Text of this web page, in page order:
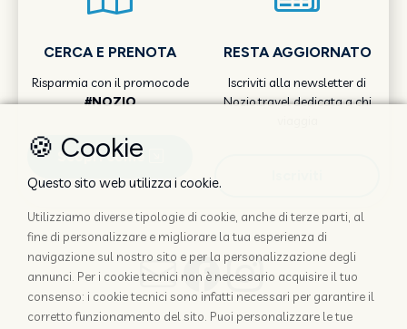
CERCA E PRENOTA
Risparmia con il promocode
#NOZIO
Scopri come
RESTA AGGIORNATO
Iscriviti alla newsletter di
Nozio.travel dedicata a chi
🍪 Cookie
Questo sito web utilizza i cookie.
Utilizziamo diverse tipologie di cookie, anche di terze parti, al
fine di personalizzare e migliorare la tua esperienza di
navigazione sul nostro sito e per la personalizzazione degli
annunci. Per i cookie tecnici non è necessario acquisire il tuo
consenso: i cookie tecnici sono infatti necessari per garantire il
corretto funzionamento del sito. Puoi personalizzare le tue